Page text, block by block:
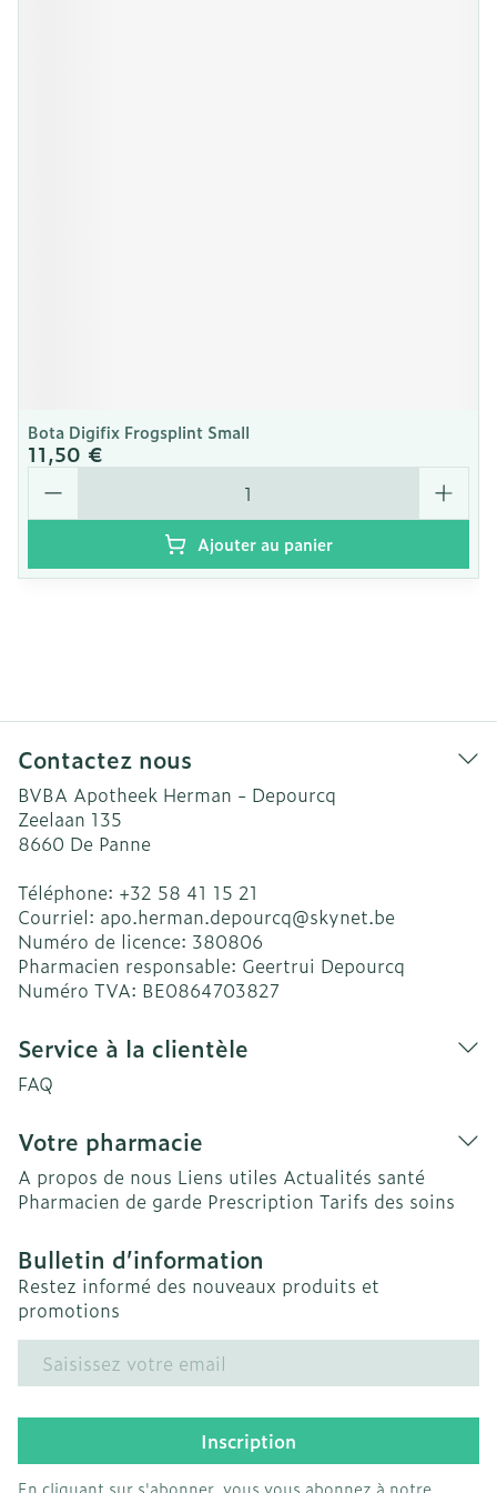
Bota Digifix Frogsplint Small
11,50 €
Quantité
Ajouter au panier
Contactez nous
BVBA Apotheek Herman - Depourcq
Zeelaan 135
8660 De Panne
Téléphone: +32 58 41 15 21
Courriel: apo.herman.depourcq@skynet.be
Numéro de licence: 380806
Pharmacien responsable: Geertrui Depourcq
Numéro TVA: BE0864703827
Service à la clientèle
FAQ
Votre pharmacie
A propos de nous Liens utiles Actualités santé
Pharmacien de garde Prescription Tarifs des soins
Bulletin d’information
Restez informé des nouveaux produits et
promotions
Adresse mail
Inscription
En cliquant sur s'abonner, vous vous abonnez à notre